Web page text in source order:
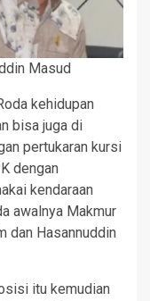
Masud
kehidupan
bisa juga di
pertukaran kursi
dengan
kendaraan
awalnya Makmur
dan Hasannuddin
itu kemudian